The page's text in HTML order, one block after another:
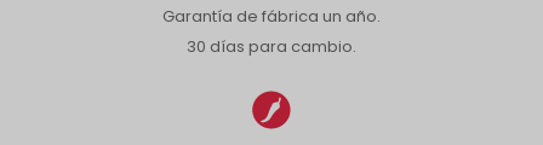
Garantía de fábrica un año.
30 días para cambio.